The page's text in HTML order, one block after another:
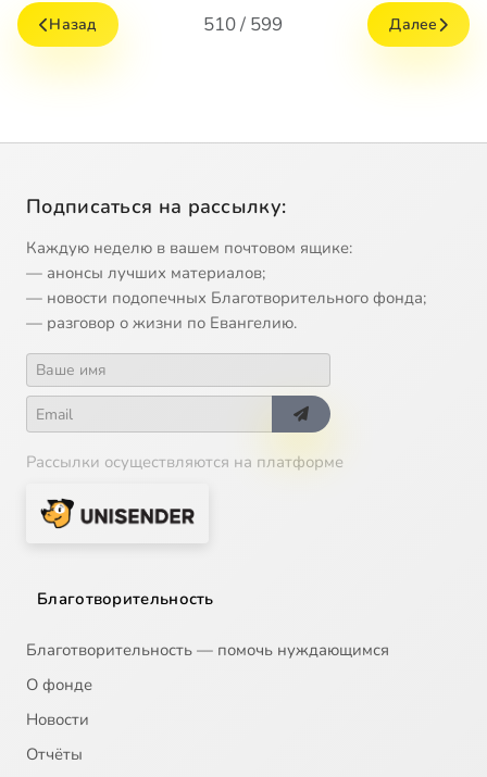
Назад 510 / 599 Далее
Подписаться на рассылку:
Каждую неделю в вашем почтовом ящике:
— анонсы лучших материалов;
— новости подопечных Благотворительного фонда;
— разговор о жизни по Евангелию.
Рассылки осуществляются на платформе
Благотворительность
Благотворительность — помочь нуждающимся
О фонде
Новости
Отчёты